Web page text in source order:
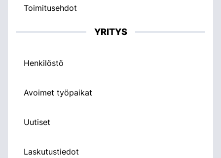
Toimitusehdot
YRITYS
Henkilöstö
Avoimet työpaikat
Uutiset
Laskutustiedot